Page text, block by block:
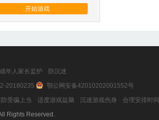
开始游戏
年人家长监护
防沉迷
20180235
鄂公网安备42010202001552号
受骗上当
适度游戏益脑 沉迷游戏伤身 合理安排时间
Rights Reserved.